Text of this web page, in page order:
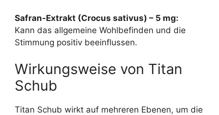
Safran-Extrakt (Crocus sativus) – 5 mg:
Kann das allgemeine Wohlbefinden und die
Stimmung positiv beeinflussen.
Wirkungsweise von Titan
Schub
Titan Schub wirkt auf mehreren Ebenen, um die